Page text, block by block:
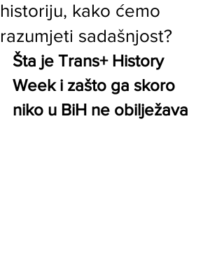
historiju, kako ćemo
razumjeti sadašnjost?
Šta je Trans+ History
Week i zašto ga skoro
niko u BiH ne obilježava